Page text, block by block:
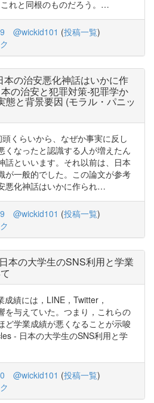
れと同根のものだろう。…
@wickid101 (投稿一覧)
本の治安悪化神話はいかに作
の治安と犯罪対策-犯罪学か
態と背景要因 (モラル・パニッ
くらいから、なぜか事実に反し
くなったと認識する人が増えたん
話といいます。それ以前は、日本
が一般的でした。この論文が参考
悪化神話はいかに作られ…
@wickid101 (投稿一覧)
日本の大学生のSNS利用と学業
績には，LINE，Twitter，
を与えていた。つまり，これらの
ど学業成績が悪くなることが示唆
- 日本の大学生のSNS利用と学
@wickid101 (投稿一覧)